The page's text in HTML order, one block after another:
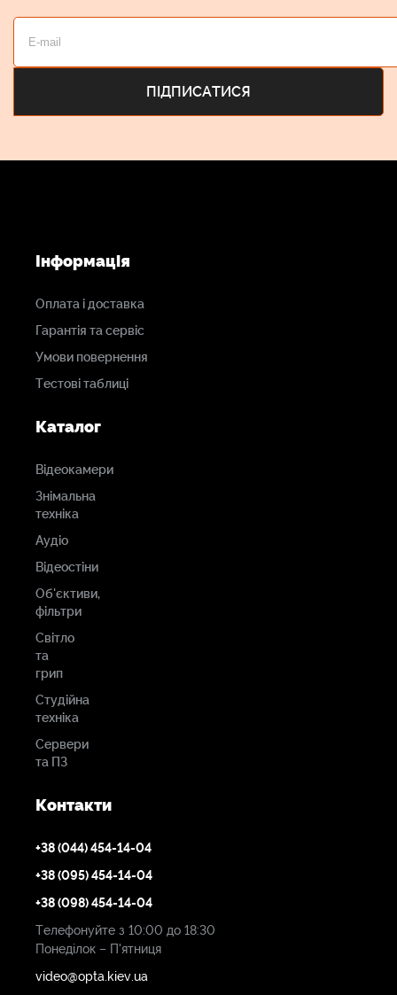
Інформація
Оплата і доставка
Гарантія та сервіс
Умови повернення
Тестові таблиці
Каталог
Відеокамери
Знімальна
техніка
Аудіо
Відеостіни
Об'єктиви,
фільтри
Світло
та
грип
Студійна
техніка
Сервери
та ПЗ
Контакти
+38 (044) 454-14-04
+38 (095) 454-14-04
+38 (098) 454-14-04
Телефонуйте з 10:00 до 18:30
Понеділок – П'ятниця
video@opta.kiev.ua